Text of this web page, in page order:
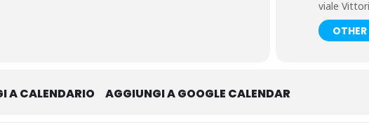
viale
A CALENDARIO AGGIUNGI A GOOGLE CALENDAR